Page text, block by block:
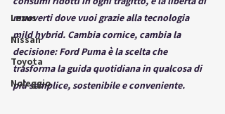
Lexus
Nissan
Toyota
Noleggio
muoverti dove vuoi grazie alla tecnologia
mild hybrid. Cambia cornice, cambia la
decisione: Ford Puma è la scelta che
trasforma la guida quotidiana in qualcosa di
più semplice, sostenibile e conveniente.